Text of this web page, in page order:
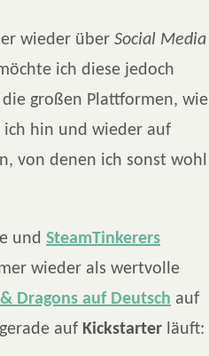
wieder über Social Media
ich diese jedoch
die großen Plattformen, wie
ich hin und wieder auf
von denen ich sonst wohl
und SteamTinkerers
wieder als wertvolle
Dragons auf Deutsch auf
auf Kickstarter läuft: